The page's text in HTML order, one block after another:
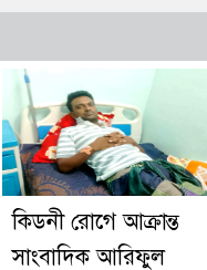
কিডনী রোগে আক্রান্ত
সাংবাদিক আরিফুল